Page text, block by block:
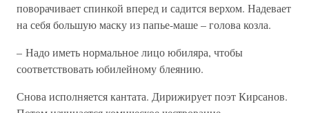
поворачивает спинкой вперед и садится верхом. Надевает
на себя большую маску из папье-маше – голова козла.
– Надо иметь нормальное лицо юбиляра, чтобы
соответствовать юбилейному блеянию.
Снова исполняется кантата. Дирижирует поэт Кирсанов.